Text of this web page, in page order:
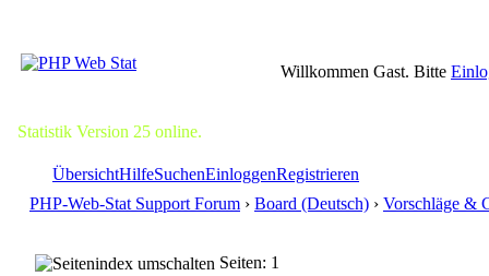
Willkommen Gast. Bitte
Statistik Version 25 online.
ÜbersichtHilfeSuchenEinloggenRegistrieren
PHP-Web-Stat Support Forum › Board (Deutsch) › Vorschläge &
Seiten: 1